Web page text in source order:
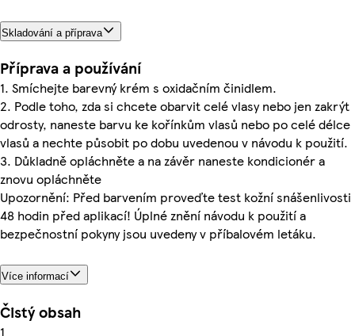
Skladování a příprava
Příprava a používání
1. Smíchejte barevný krém s oxidačním činidlem.
2. Podle toho, zda si chcete obarvit celé vlasy nebo jen zakrýt
odrosty, naneste barvu ke kořínkům vlasů nebo po celé délce
vlasů a nechte působit po dobu uvedenou v návodu k použití.
3. Důkladně opláchněte a na závěr naneste kondicionér a
znovu opláchněte
Upozornění: Před barvením proveďte test kožní snášenlivosti
48 hodin před aplikací! Úplné znění návodu k použití a
bezpečnostní pokyny jsou uvedeny v příbalovém letáku.
Více informací
Čistý obsah
1